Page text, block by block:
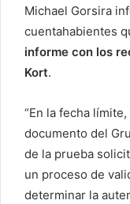
Michael Gorsira
cuentahabientes
informe con los
Kort.
“En la fecha
documento del
de la prueba
un proceso de
determinar la